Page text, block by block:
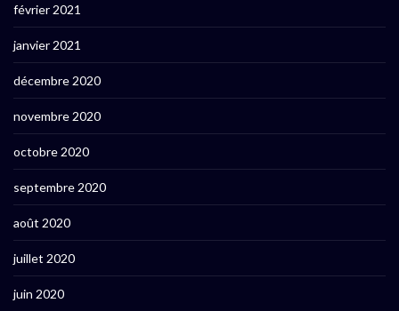
février 2021
janvier 2021
décembre 2020
novembre 2020
octobre 2020
septembre 2020
août 2020
juillet 2020
juin 2020